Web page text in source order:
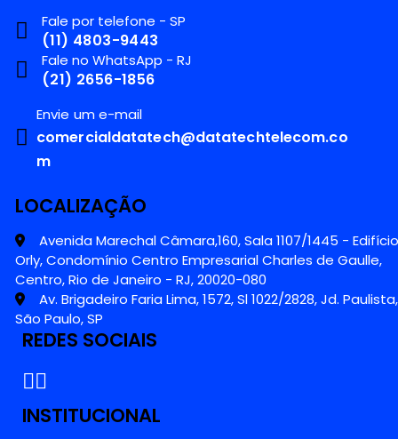
Fale por telefone - SP
(11) 4803-9443
Fale no WhatsApp - RJ
(21) 2656-1856
Envie um e-mail
comercialdatatech@datatechtelecom.co
m
LOCALIZAÇÃO
Avenida Marechal Câmara,160, Sala 1107/1445 - Edifício
Orly, Condomínio Centro Empresarial Charles de Gaulle,
Centro, Rio de Janeiro - RJ, 20020-080
Av. Brigadeiro Faria Lima, 1572, Sl 1022/2828, Jd. Paulista,
São Paulo, SP
REDES SOCIAIS
INSTITUCIONAL